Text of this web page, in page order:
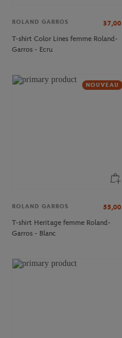
ROLAND GARROS 37,00
T-shirt Color Lines femme Roland-
Garros - Ecru
NOUVEAU
ROLAND GARROS 55,00
T-shirt Heritage femme Roland-
Garros - Blanc